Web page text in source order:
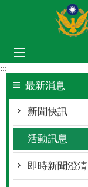
跳到主要內容區塊
:::
最新消息
新聞快訊
活動訊息
即時新聞澄清